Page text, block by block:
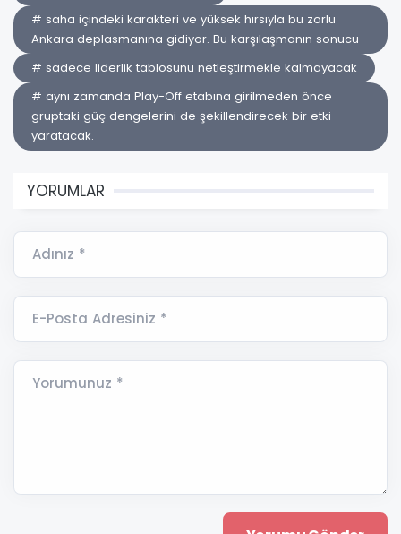
# saha içindeki karakteri ve yüksek hırsıyla bu zorlu
Ankara deplasmanına gidiyor. Bu karşılaşmanın sonucu
# sadece liderlik tablosunu netleştirmekle kalmayacak
# aynı zamanda Play-Off etabına girilmeden önce
gruptaki güç dengelerini de şekillendirecek bir etki
yaratacak.
YORUMLAR
Adınız *
E-Posta Adresiniz *
Yorumunuz *